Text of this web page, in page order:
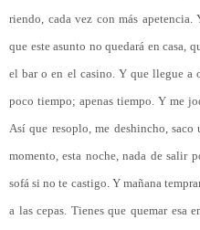
riendo, cada vez con más apetencia.
que este asunto no quedará en casa,
el bar o en el casino. Y que llegue a
poco tiempo; apenas tiempo. Y me
Así que resoplo, me deshincho,
momento, esta noche, nada de salir
sofá si no te castigo. Y mañana
a las cepas. Tienes que quemar esa